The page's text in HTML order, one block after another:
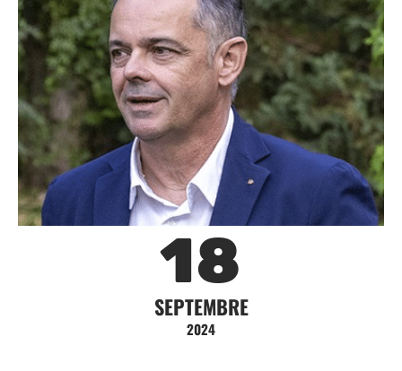
18
SEPTEMBRE
2024